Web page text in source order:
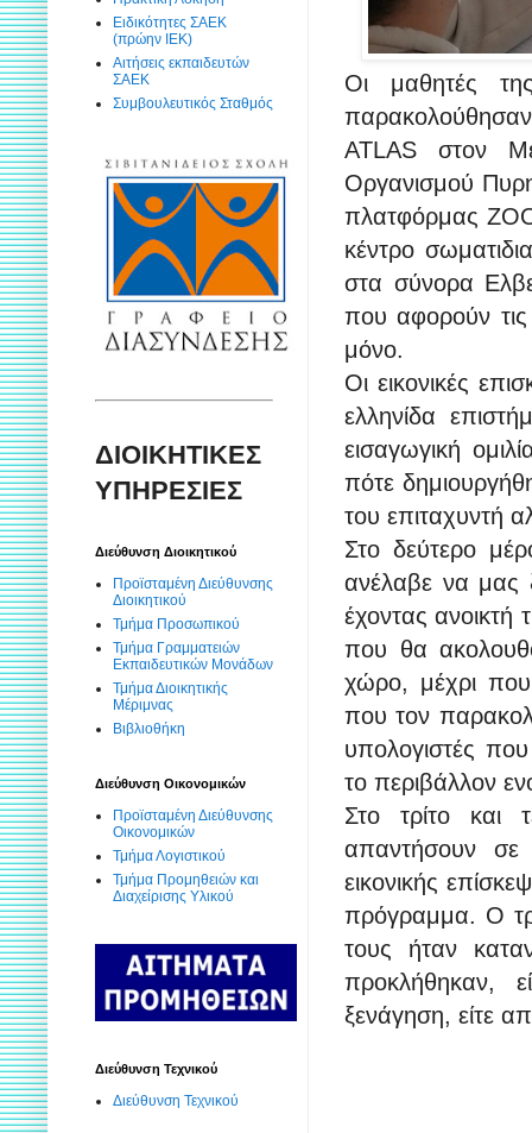
Οι μαθητές
παρακολούθησαν
ΑΤLAS στον
Οργανισμού
πλατφόρμας
κέντρο
στα σύνορα
που αφορούν τις
μόνο.
Οι εικονικές
ελληνίδα
εισαγωγική
πότε
του επιταχυντή
Στο δεύτερο
ανέλαβε να μας
έχοντας ανοικτή
που θα
χώρο, μέχρι που
που τον
υπολογιστές
το περιβάλλον
Στο τρίτο και
απαντήσουν σε
εικονικής
πρόγραμμα. Ο
τους ήταν
προκλήθηκαν,
ξενάγηση, είτε
Ειδικότητες ΣΑΕΚ
(πρώην ΙΕΚ)
Αιτήσεις εκπαιδευτών
ΣΑΕΚ
Συμβουλευτικός Σταθμός
ΔΙΟΙΚΗΤΙΚΕΣ
ΥΠΗΡΕΣΙΕΣ
Διεύθυνση Διοικητικού
Προϊσταμένη Διεύθυνσης
Διοικητικού
Τμήμα Προσωπικού
Τμήμα Γραμματειών
Εκπαιδευτικών Μονάδων
Τμήμα Διοικητικής
Μέριμνας
Βιβλιοθήκη
Διεύθυνση Οικονομικών
Προϊσταμένη Διεύθυνσης
Οικονομικών
Τμήμα Λογιστικού
Τμήμα Προμηθειών και
Διαχείρισης Υλικού
Διεύθυνση Τεχνικού
Διεύθυνση Τεχνικού